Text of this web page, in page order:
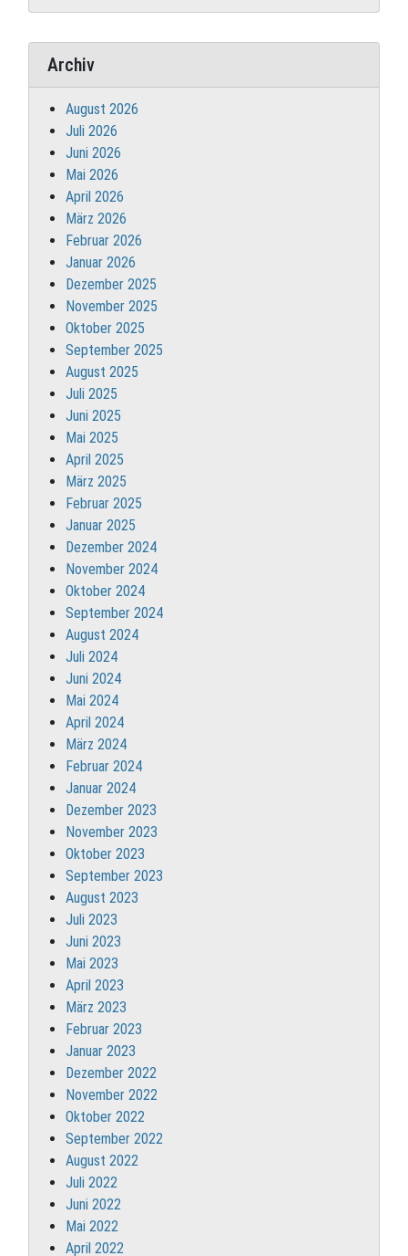
Archiv
August 2026
Juli 2026
Juni 2026
Mai 2026
April 2026
März 2026
Februar 2026
Januar 2026
Dezember 2025
November 2025
Oktober 2025
September 2025
August 2025
Juli 2025
Juni 2025
Mai 2025
April 2025
März 2025
Februar 2025
Januar 2025
Dezember 2024
November 2024
Oktober 2024
September 2024
August 2024
Juli 2024
Juni 2024
Mai 2024
April 2024
März 2024
Februar 2024
Januar 2024
Dezember 2023
November 2023
Oktober 2023
September 2023
August 2023
Juli 2023
Juni 2023
Mai 2023
April 2023
März 2023
Februar 2023
Januar 2023
Dezember 2022
November 2022
Oktober 2022
September 2022
August 2022
Juli 2022
Juni 2022
Mai 2022
April 2022